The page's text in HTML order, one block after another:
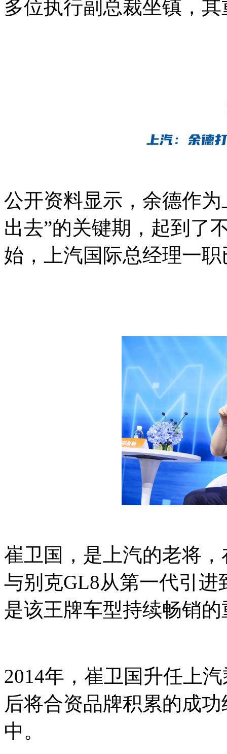
多位执行副总裁坐镇，
公开资料显示，余德作
出去”的关键期，起到了
始，上汽国际总经理一
崔卫国，是上汽的老将
与别克GL8从第一代引
是该王牌车型持续畅销
2014年，崔卫国升任上
后将合资品牌积累的成
中。